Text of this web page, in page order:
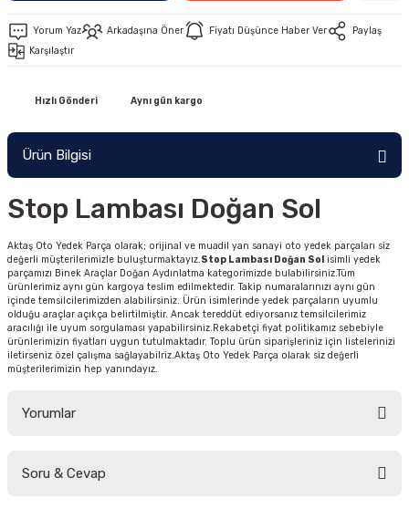
Yorum Yaz Arkadaşına Öner Fiyatı Düşünce Haber Ver
Paylaş
Karşılaştır
Hızlı Gönderi Aynı gün kargo
Ürün Bilgisi
Stop Lambası Doğan Sol
Aktaş Oto Yedek Parça olarak; orijinal ve muadil yan sanayi oto yedek parçaları siz
değerli müşterilerimizle buluşturmaktayız.Stop Lambası Doğan Sol isimli yedek
parçamızı Binek Araçlar Doğan Aydınlatma kategorimizde bulabilirsiniz.Tüm
ürünlerimiz aynı gün kargoya teslim edilmektedir. Takip numaralarınızı aynı gün
içinde temsilcilerimizden alabilirsiniz. Ürün isimlerinde yedek parçaların uyumlu
olduğu araçlar açıkça belirtilmiştir. Ancak tereddüt ediyorsanız temsilcilerimiz
aracılığı ile uyum sorgulaması yapabilirsiniz.Rekabetçi fiyat politikamız sebebiyle
ürünlerimizin fiyatları uygun tutulmaktadır. Toplu ürün siparişleriniz için listelerinizi
iletirseniz özel çalışma sağlayabilriz.Aktaş Oto Yedek Parça olarak siz değerli
müşterilerimizin hep yanındayız.
Yorumlar
Soru & Cevap